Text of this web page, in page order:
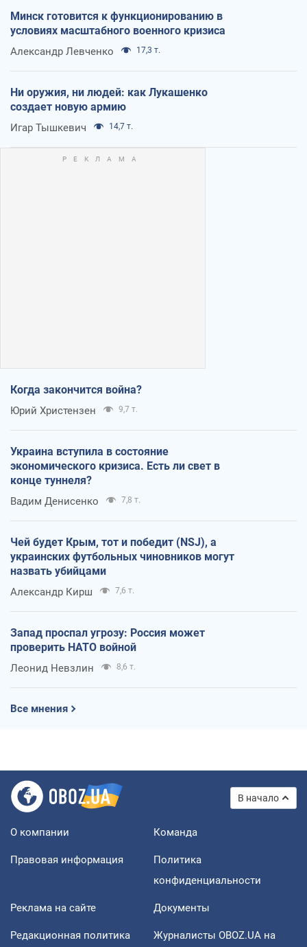
Минск готовится к функционированию в
условиях масштабного военного кризиса
Александр Левченко 17,3 т.
Ни оружия, ни людей: как Лукашенко
создает новую армию
Игар Тышкевич 14,7 т.
Когда закончится война?
Юрий Христензен 9,7 т.
Украина вступила в состояние
экономического кризиса. Есть ли свет в
конце туннеля?
Вадим Денисенко 7,8 т.
Чей будет Крым, тот и победит (NSJ), а
украинских футбольных чиновников могут
назвать убийцами
Александр Кирш 7,6 т.
Запад проспал угрозу: Россия может
проверить НАТО войной
Леонид Невзлин 8,6 т.
Все мнения
В начало
О компании Команда
Правовая информация
Политика
конфиденциальности
Реклама на сайте Документы
Редакционная политика
Журналисты OBOZ.UA на